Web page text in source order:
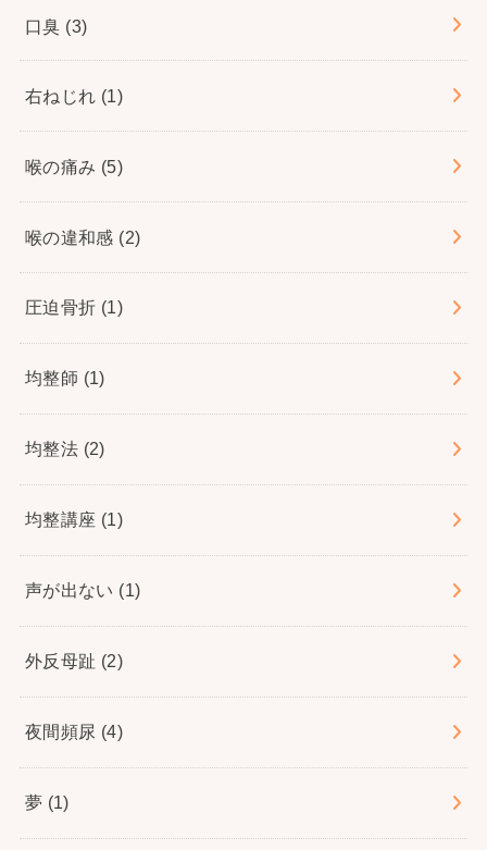
口臭 (3)
右ねじれ (1)
喉の痛み (5)
喉の違和感 (2)
圧迫骨折 (1)
均整師 (1)
均整法 (2)
均整講座 (1)
声が出ない (1)
外反母趾 (2)
夜間頻尿 (4)
夢 (1)